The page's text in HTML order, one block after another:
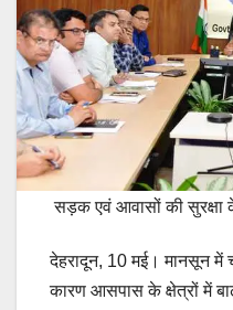
सड़क एवं आवासों की सुरक्षा
देहरादून, 10 मई। मानसून में
कारण आसपास के क्षेत्रों में